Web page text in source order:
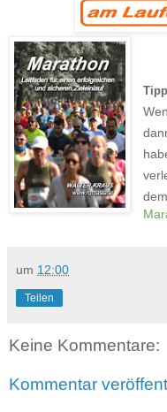
um 12:00
Teilen
Keine Kommentare:
Kommentar